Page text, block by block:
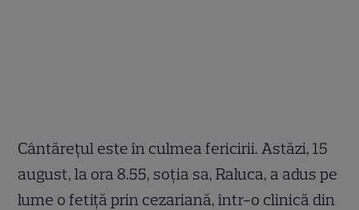
Cântăreţul este în culmea fericirii. Astăzi, 15
august, la ora 8.55, soţia sa, Raluca, a adus pe
lume o fetiţă prin cezariană, într-o clinică din